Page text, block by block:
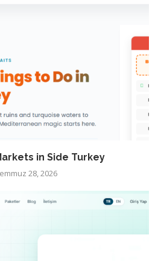
in Side Turkey
28, 2026